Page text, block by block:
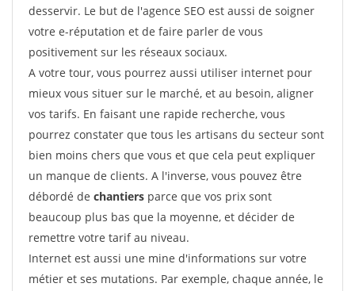
desservir. Le but de l'agence SEO est aussi de soigner
votre e-réputation et de faire parler de vous
positivement sur les réseaux sociaux.
A votre tour, vous pourrez aussi utiliser internet pour
mieux vous situer sur le marché, et au besoin, aligner
vos tarifs. En faisant une rapide recherche, vous
pourrez constater que tous les artisans du secteur sont
bien moins chers que vous et que cela peut expliquer
un manque de clients. A l'inverse, vous pouvez être
débordé de chantiers parce que vos prix sont
beaucoup plus bas que la moyenne, et décider de
remettre votre tarif au niveau.
Internet est aussi une mine d'informations sur votre
métier et ses mutations. Par exemple, chaque année, le